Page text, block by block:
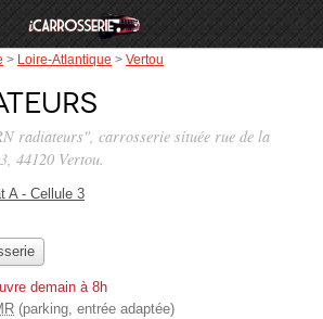
> Loire-Atlantique > Vertou
radiateurs", carrosserie située rue de la
, 44120 Vertou.
A - Cellule 3
demain à 8h
(parking, entrée adaptée)